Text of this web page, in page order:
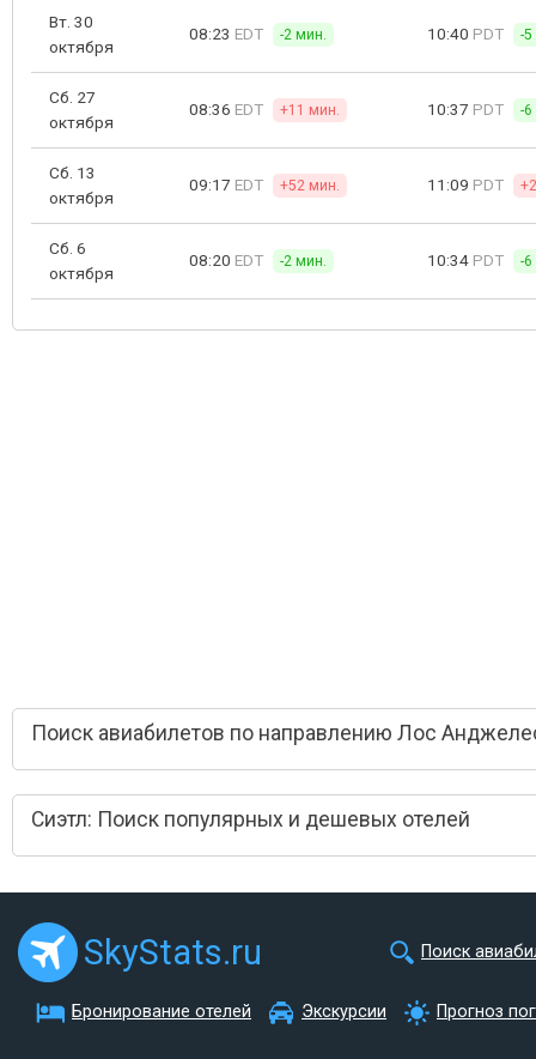
Вт. 30
октября
08:23 EDT -2 мин. 10:40 PDT -
Сб. 27
октября
08:36 EDT +11 мин. 10:37 PDT -
Сб. 13
октября
09:17 EDT +52 мин. 11:09 PDT
Сб. 6
октября
08:20 EDT -2 мин. 10:34 PDT -
Поиск авиабилетов по направлению Лос
Сиэтл: Поиск популярных и дешевых отелей
SkyStats.ru Поиск
Бронирование отелей Экскурсии Прогноз